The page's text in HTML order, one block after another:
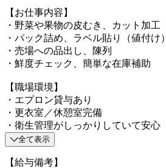
【お仕事内容】
・野菜や果物の皮むき、カット加工
・パック詰め、ラベル貼り（値付け）
・売場への品出し、陳列
・鮮度チェック、簡単な在庫補助
【職場環境】
・エプロン貸与あり
・更衣室／休憩室完備
・衛生管理がしっかりしていて安心
全て表示
【給与備考】